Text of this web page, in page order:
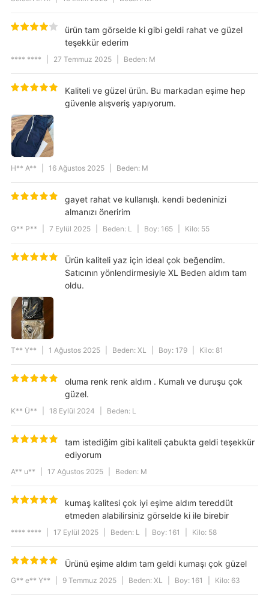
ürün tam görselde ki gibi geldi rahat ve güzel
teşekkür ederim
**** **** 27 Temmuz 2025 Beden: M
Kaliteli ve güzel ürün. Bu markadan eşime hep
güvenle alışveriş yapıyorum.
H** A** 16 Ağustos 2025 Beden: M
gayet rahat ve kullanışlı. kendi bedeninizi
almanızı öneririm
G** P** 7 Eylül 2025 Beden: L Boy: 165 Kilo: 55
Ürün kaliteli yaz için ideal çok beğendim.
Satıcının yönlendirmesiyle XL Beden aldım tam
oldu.
T** Y** 1 Ağustos 2025 Beden: XL Boy: 179 Kilo: 81
oluma renk renk aldım . Kumalı ve duruşu çok
güzel.
K** Ü** 18 Eylül 2024 Beden: L
tam istediğim gibi kaliteli çabukta geldi teşekkür
ediyorum
A** u** 17 Ağustos 2025 Beden: M
kumaş kalitesi çok iyi eşime aldım tereddüt
etmeden alabilirsiniz görselde ki ile birebir
**** **** 17 Eylül 2025 Beden: L Boy: 161 Kilo: 58
Ürünü eşime aldım tam geldi kumaşı çok güzel
G** e** Y** 9 Temmuz 2025 Beden: XL Boy: 161 Kilo: 63